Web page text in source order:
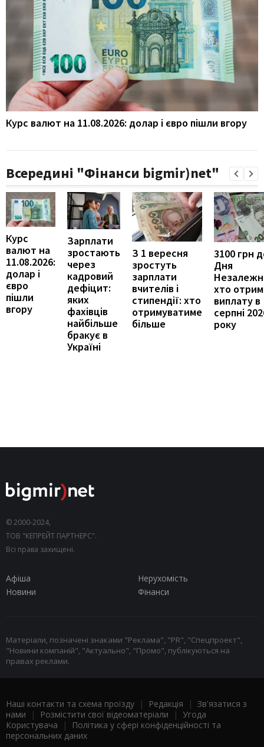
Курс валют на 11.08.2026: долар і євро пішли вгору
Всередині "Фінанси bigmir)net"
Курс
валют на
11.08.2026:
долар і
євро
пішли
вгору
Зарплати
зростають
через
кадровий
дефіцит:
яких
фахівців
найбільше
бракує в
Україні
З 1 вересня
зростуть
зарплати
вчителів і
стипендії: хто
отримуватиме
більше
3100 грн
Дня
хто
виплату в
серпні
року
© 2000-2024,
ТОВ "КЕПРЕЙТ ПАРТНЕРС".
Всі права захищені.
Афіша
Нерухомість
Новини
Фінанси
Матеріали, позначені знаками "Реклама", "PR", "Спецпроект",
"Новини компаній", "Актуально", "Промо", публікуються на
правах реклами.
Наші контакти та схема проїзду | Редакція | Зв'язатися з
нами | Розмістити свої відеоматеріали | Угода
Користувача |
Політика у сфері конфіденційності та
персональних даних